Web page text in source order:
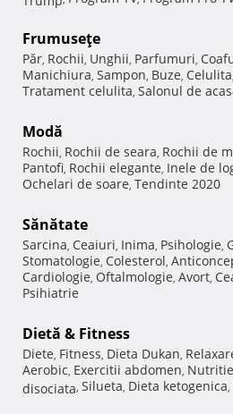
Frumuseţe
Păr, Rochii, Unghii, Parfumuri,
Manichiura, Sampon, Buze, Celulita,
Tratament celulita, Salonul de
Modă
Rochii, Rochii de seara, Rochii de
Pantofi, Rochii elegante, Inele de
Ochelari de soare, Tendinte 2020
Sănătate
Sarcina, Ceaiuri, Inima, Psihologie,
Stomatologie, Colesterol,
Cardiologie, Oftalmologie, Avort,
Psihiatrie
Dietă & Fitness
Diete, Fitness, Dieta Dukan,
Aerobic, Exercitii abdomen, Nutritie
disociata, Silueta, Dieta ketogenica,